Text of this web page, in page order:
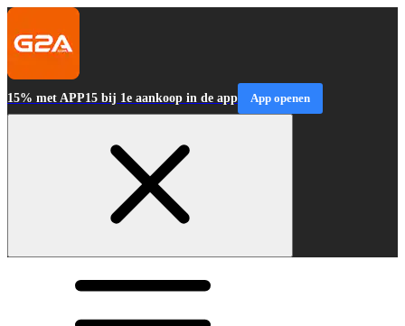
15% met APP15 bij 1e aankoop in de app App openen